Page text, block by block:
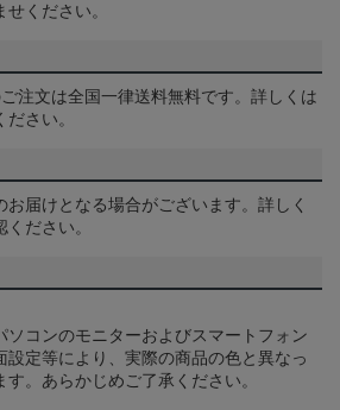
ください。
注文は全国一律送料無料です。詳しくは
さい。
届けとなる場合がございます。詳しく
ください。
ソコンのモニターおよびスマートフォン
設定等により、実際の商品の色と異なっ
。あらかじめご了承ください。